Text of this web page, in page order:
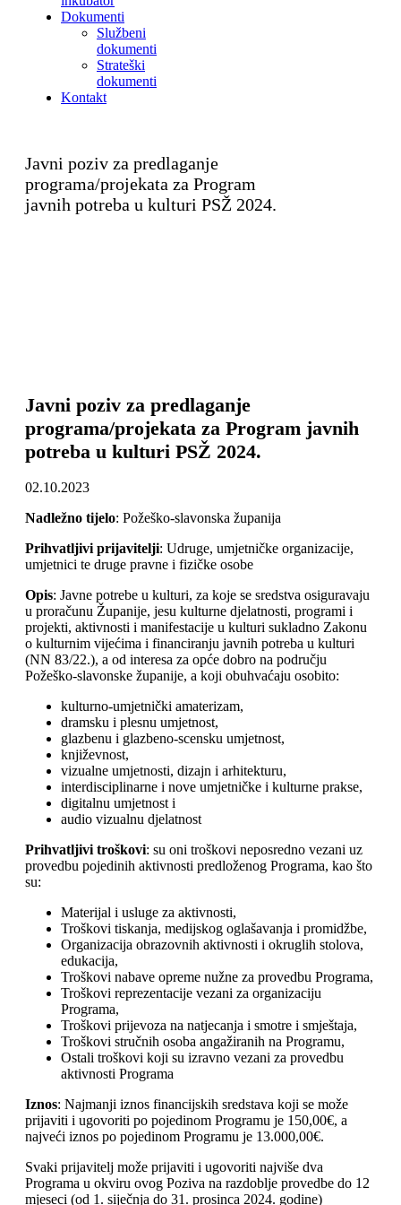
Dokumenti
Službeni
dokumenti
Strateški
dokumenti
Kontakt
Javni poziv za predlaganje
programa/projekata za Program
javnih potreba u kulturi PSŽ 2024.
Javni poziv za predlaganje
programa/projekata za Program javnih
potreba u kulturi PSŽ 2024.
02.10.2023
Nadležno tijelo: Požeško-slavonska županija
Prihvatljivi prijavitelji: Udruge, umjetničke organizacije,
umjetnici te druge pravne i fizičke osobe
Opis: Javne potrebe u kulturi, za koje se sredstva osiguravaju
u proračunu Županije, jesu kulturne djelatnosti, programi i
projekti, aktivnosti i manifestacije u kulturi sukladno Zakonu
o kulturnim vijećima i financiranju javnih potreba u kulturi
(NN 83/22.), a od interesa za opće dobro na području
Požeško-slavonske županije, a koji obuhvaćaju osobito:
kulturno-umjetnički amaterizam,
dramsku i plesnu umjetnost,
glazbenu i glazbeno-scensku umjetnost,
književnost,
vizualne umjetnosti, dizajn i arhitekturu,
interdisciplinarne i nove umjetničke i kulturne prakse,
digitalnu umjetnost i
audio vizualnu djelatnost
Prihvatljivi troškovi: su oni troškovi neposredno vezani uz
provedbu pojedinih aktivnosti predloženog Programa, kao što
su:
Materijal i usluge za aktivnosti,
Troškovi tiskanja, medijskog oglašavanja i promidžbe,
Organizacija obrazovnih aktivnosti i okruglih stolova,
edukacija,
Troškovi nabave opreme nužne za provedbu Programa,
Troškovi reprezentacije vezani za organizaciju
Programa,
Troškovi prijevoza na natjecanja i smotre i smještaja,
Troškovi stručnih osoba angažiranih na Programu,
Ostali troškovi koji su izravno vezani za provedbu
aktivnosti Programa
Iznos: Najmanji iznos financijskih sredstava koji se može
prijaviti i ugovoriti po pojedinom Programu je 150,00€, a
najveći iznos po pojedinom Programu je 13.000,00€.
Svaki prijavitelj može prijaviti i ugovoriti najviše dva
Programa u okviru ovog Poziva na razdoblje provedbe do 12
mjeseci (od 1. siječnja do 31. prosinca 2024. godine)